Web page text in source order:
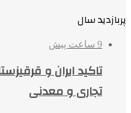
پربازدید سال
9 ساعت پیش
تاکید ایران و
تجاری و معدنی